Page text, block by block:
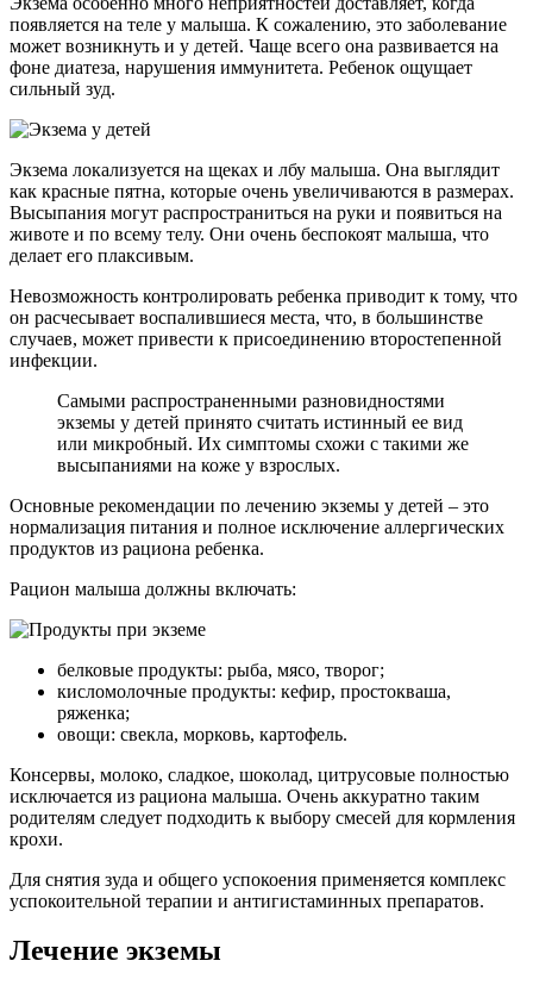
появляется на теле у малыша. К сожалению, это заболевание
может возникнуть и у детей. Чаще всего она развивается на
фоне диатеза, нарушения иммунитета. Ребенок ощущает
сильный зуд.
Экзема локализуется на щеках и лбу малыша. Она выглядит
как красные пятна, которые очень увеличиваются в размерах.
Высыпания могут распространиться на руки и появиться на
животе и по всему телу. Они очень беспокоят малыша, что
делает его плаксивым.
Невозможность контролировать ребенка приводит к тому, что
он расчесывает воспалившиеся места, что, в большинстве
случаев, может привести к присоединению второстепенной
инфекции.
Самыми распространенными разновидностями
экземы у детей принято считать истинный ее вид
или микробный. Их симптомы схожи с такими же
высыпаниями на коже у взрослых.
Основные рекомендации по лечению экземы у детей – это
нормализация питания и полное исключение аллергических
продуктов из рациона ребенка.
Рацион малыша должны включать:
белковые продукты: рыба, мясо, творог;
кисломолочные продукты: кефир, простокваша,
ряженка;
овощи: свекла, морковь, картофель.
Консервы, молоко, сладкое, шоколад, цитрусовые полностью
исключается из рациона малыша. Очень аккуратно таким
родителям следует подходить к выбору смесей для кормления
крохи.
Для снятия зуда и общего успокоения применяется комплекс
успокоительной терапии и антигистаминных препаратов.
Лечение экземы